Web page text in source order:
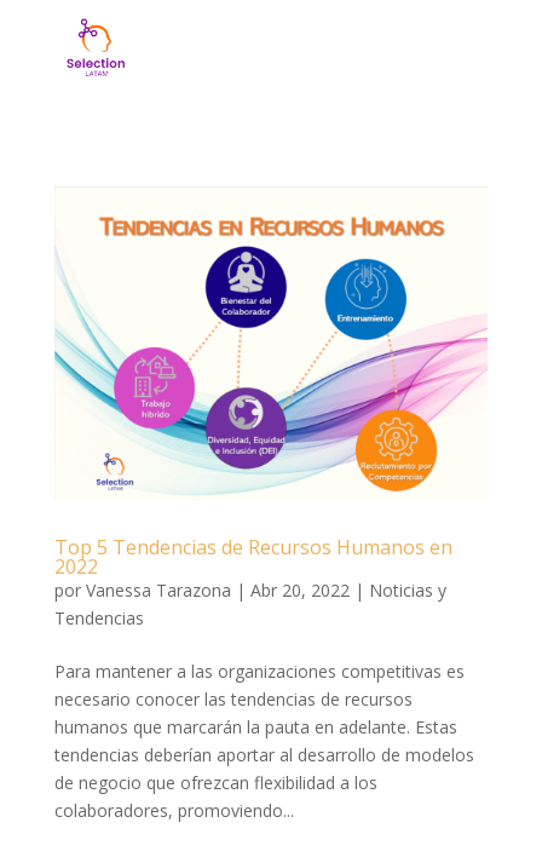
Top 5 Tendencias de Recursos Humanos en
2022
por Vanessa Tarazona | Abr 20, 2022| Noticias y
Tendencias
Para mantener a las organizaciones competitivas es
necesario conocer las tendencias de recursos
humanos que marcarán la pauta en adelante. Estas
tendencias deberían aportar al desarrollo de modelos
de negocio que ofrezcan flexibilidad a los
colaboradores, promoviendo...